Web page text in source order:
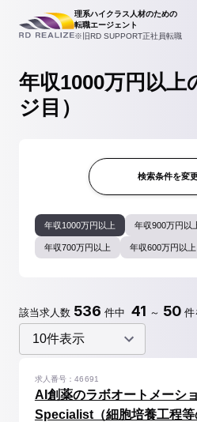
理系ハイクラス人材のための
転職エージェント
※旧RD SUPPORT正社員転職
年収1000万円以上
ジ目）
検索条件を変
年収1000万円以上 年収900万円以
年収700万円以上 年収600万円以上
該当求人数 536 件中 41 ～ 50 件
AI創薬のラボオートメーシ
Specialist（細胞培養工程
求人番号：46691